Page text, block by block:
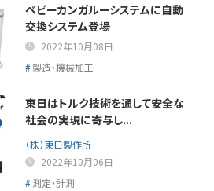
ベビーカンガルーシステムに自動
交換システム登場
2022年10月08日
製造・機械加工
東日はトルク技術を通して安全な
社会の実現に寄与し...
（株）東日製作所
2022年10月06日
測定・計測